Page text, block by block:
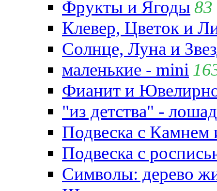
Фрукты и Ягоды 83
Клевер, Цветок и
Солнце, Луна и
маленькие - mini
Фианит и
"из детства" -
Подвеска с
Подвеска с
Символы: дерево